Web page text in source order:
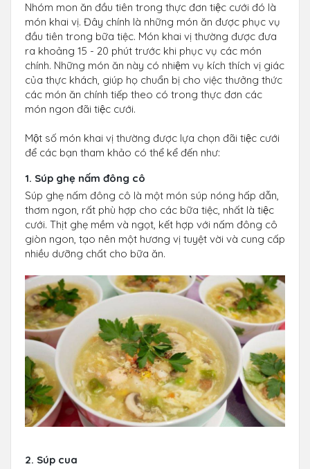
Nhóm mon ăn đầu tiên trong thực đơn tiệc cưới đó là
món khai vị. Đây chính là những món ăn được phục vụ
đầu tiên trong bữa tiệc. Món khai vị thường được đưa
ra khoảng 15 - 20 phút trước khi phục vụ các món
chính. Những món ăn này có nhiệm vụ kích thích vị giác
của thực khách, giúp họ chuẩn bị cho việc thưởng thức
các món ăn chính tiếp theo có trong thực đơn các
món ngon đãi tiệc cưới.
Một số món khai vị thường được lựa chọn đãi tiệc cưới
để các bạn tham khảo có thể kể đến như:
1. Súp ghẹ nấm đông cô
Súp ghẹ nấm đông cô là một món súp nóng hấp dẫn,
thơm ngon, rất phù hợp cho các bữa tiệc, nhất là tiệc
cưới. Thịt ghẹ mềm và ngọt, kết hợp với nấm đông cô
giòn ngon, tạo nên một hương vị tuyệt vời và cung cấp
nhiều dưỡng chất cho bữa ăn.
2. Súp cua